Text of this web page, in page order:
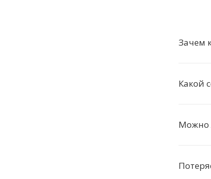
Зачем
Какой
Можно